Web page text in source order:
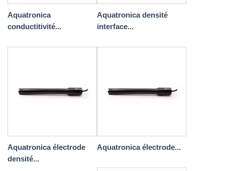
Aquatronica
conductitivité...
Aquatronica densité
interface...
Aquatronica électrode
densité...
Aquatronica électrode...